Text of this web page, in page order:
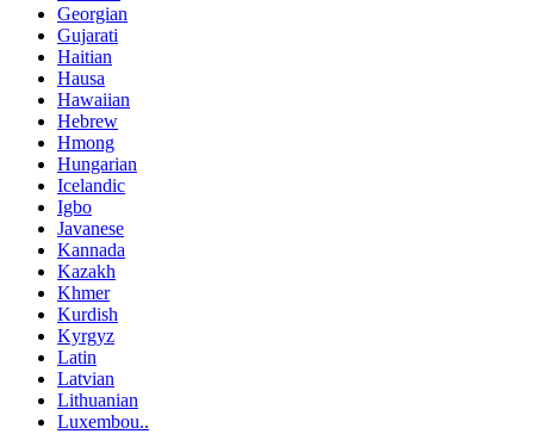
Georgian
Gujarati
Haitian
Hausa
Hawaiian
Hebrew
Hmong
Hungarian
Icelandic
Igbo
Javanese
Kannada
Kazakh
Khmer
Kurdish
Kyrgyz
Latin
Latvian
Lithuanian
Luxembou..